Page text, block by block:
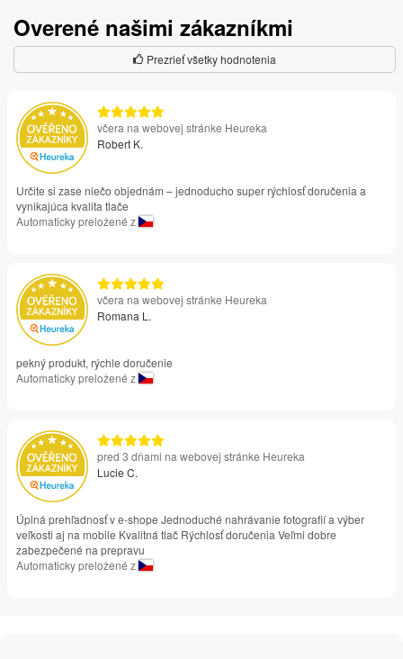
Overené našimi zákazníkmi
Prezrieť všetky hodnotenia
včera na webovej stránke Heureka
Robert K.
Určite si zase niečo objednám – jednoducho super rýchlosť doručenia a
vynikajúca kvalita tlače
Automaticky preložené z
včera na webovej stránke Heureka
Romana L.
pekný produkt, rýchle doručenie
Automaticky preložené z
pred 3 dňami na webovej stránke Heureka
Lucie C.
Úplná prehľadnosť v e-shope Jednoduché nahrávanie fotografií a výber
veľkosti aj na mobile Kvalitná tlač Rýchlosť doručenia Veľmi dobre
zabezpečené na prepravu
Automaticky preložené z